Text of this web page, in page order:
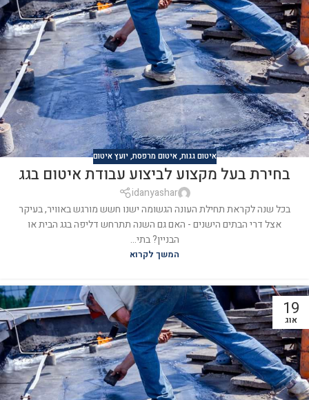
איטום גגות,איטום מרפסת,יועץ איטום
בחירת בעל מקצוע לביצוע עבודת איטום בגג
idanyashar
בכל שנה לקראת תחילת העונה הגשומה ישנו חשש מורגש באוויר, בעיקר
אצל דרי הבתים הישנים - האם גם השנה תתרחש דליפה בגג הבית או
הבניין? בתי...
המשך לקרוא
19
אוג